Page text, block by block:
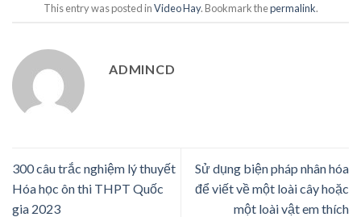
This entry was posted inVideo Hay. Bookmark thepermalink.
ADMINCD
300 câu trắc nghiệm lý thuyết
Hóa học ôn thi THPT Quốc
gia 2023
Sử dụng biện pháp nhân hóa
để viết về một loài cây hoặc
một loài vật em thích